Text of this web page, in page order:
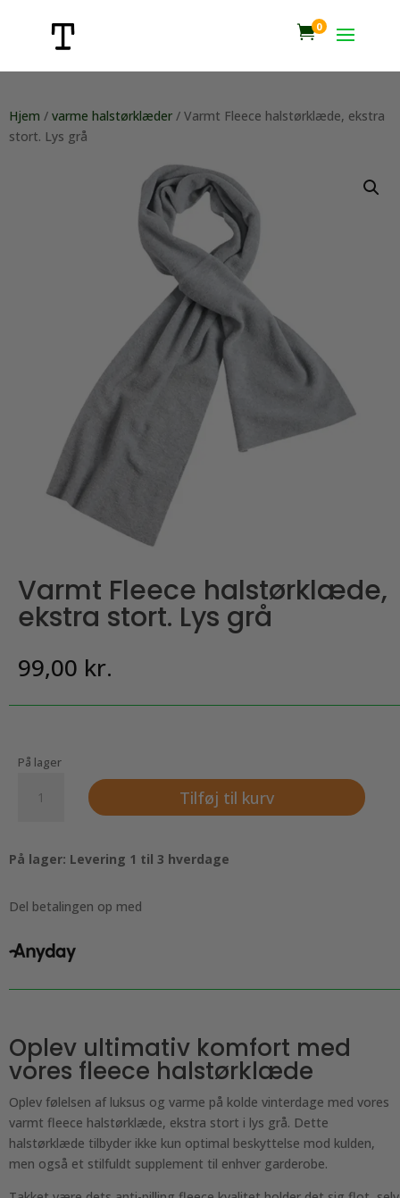
0
Hjem / varme halstørklæder / Varmt Fleece halstørklæde, ekstra
stort. Lys grå
Varmt Fleece halstørklæde,
ekstra stort. Lys grå
99,00 kr.
På lager
Fleece
stort.
grå
Tilføj til kurv
På lager: Levering 1 til 3 hverdage
Del betalingen op med
Oplev ultimativ komfort med
vores fleece halstørklæde
Oplev følelsen af luksus og varme på kolde vinterdage med vores
varmt fleece halstørklæde, ekstra stort i lys grå. Dette
halstørklæde tilbyder ikke kun optimal beskyttelse mod kulden,
men også et stilfuldt supplement til enhver garderobe.